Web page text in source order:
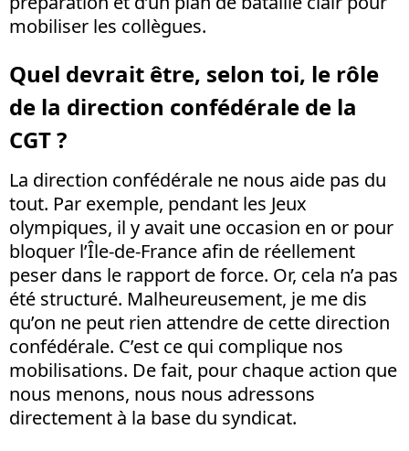
mobiliser les collègues.
Quel devrait être, selon toi, le rôle
de la direction confédérale de la
CGT ?
La direction confédérale ne nous aide pas du
tout. Par exemple, pendant les Jeux
olympiques, il y avait une occasion en or pour
bloquer l’Île-de-France afin de réellement
peser dans le rapport de force. Or, cela n’a pas
été structuré. Malheureusement, je me dis
qu’on ne peut rien attendre de cette direction
confédérale. C’est ce qui complique nos
mobilisations. De fait, pour chaque action que
nous menons, nous nous adressons
directement à la base du syndicat.